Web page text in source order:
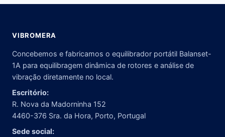
VIBROMERA
Concebemos e fabricamos o equilibrador portátil Balanset-
1A para equilibragem dinâmica de rotores e análise de
vibração diretamente no local.
Escritório:
R. Nova da Madorninha 152
4460-376 Sra. da Hora, Porto, Portugal
Sede social: